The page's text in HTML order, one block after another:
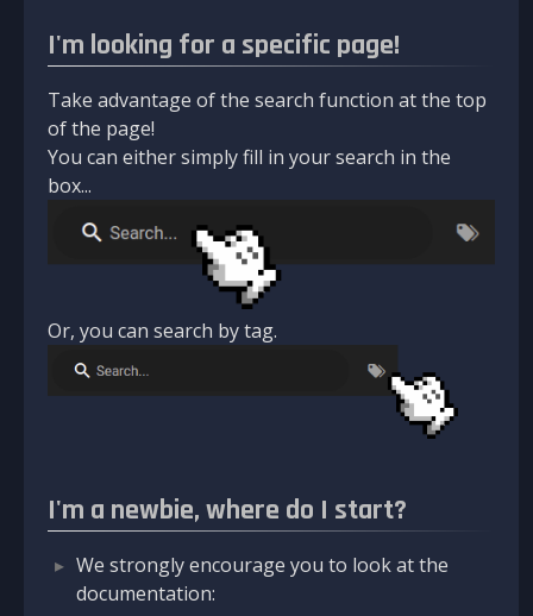
I'm looking for a specific page!
Take advantage of the search function at the top
of the page!
You can either simply fill in your search in the
box...
Or, you can search by tag.
I'm a newbie, where do I start?
We strongly encourage you to look at the
documentation: